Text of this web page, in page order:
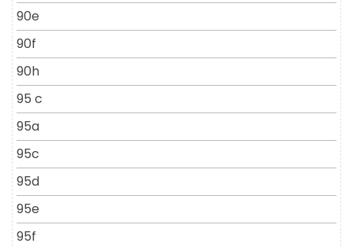
90e
90f
90h
95 c
95a
95c
95d
95e
95f